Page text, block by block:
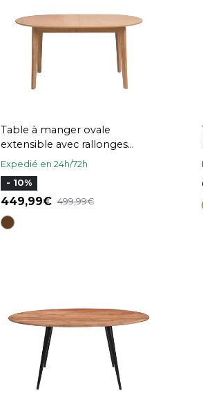
Table à manger ovale
extensible avec rallonges
intégrées en bois clair chêne
L150-200 cm ANSEL
Expedié en 24h/72h
- 10%
449,99 499,99